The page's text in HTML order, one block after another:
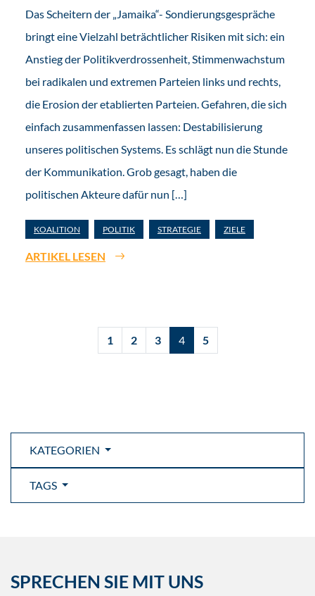
Das Scheitern der „Jamaika“- Sondierungsgespräche
bringt eine Vielzahl beträchtlicher Risiken mit sich: ein
Anstieg der Politikverdrossenheit, Stimmenwachstum
bei radikalen und extremen Parteien links und rechts,
die Erosion der etablierten Parteien. Gefahren, die sich
einfach zusammenfassen lassen: Destabilisierung
unseres politischen Systems. Es schlägt nun die Stunde
der Kommunikation. Grob gesagt, haben die
politischen Akteure dafür nun […]
KOALITION POLITIK STRATEGIE ZIELE
ARTIKEL LESEN
1 2 3 4 5
KATEGORIEN
TAGS
SPRECHEN SIE MIT UNS